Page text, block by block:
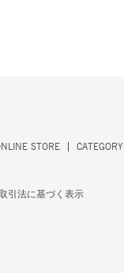
STORE CATEGORY
引法に基づく表示